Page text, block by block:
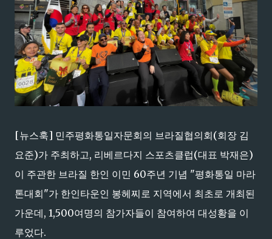
[뉴스훅] 민주평화통일자문회의 브라질협의회(회장 김
요준)가 주최하고, 리베르다지 스포츠클럽(대표 박재은)
이 주관한 브라질 한인 이민 60주년 기념 "평화통일 마라
톤대회"가 한인타운인 봉헤찌로 지역에서 최초로 개최된
가운데, 1,500여명의 참가자들이 참여하여 대성황을 이
루었다.